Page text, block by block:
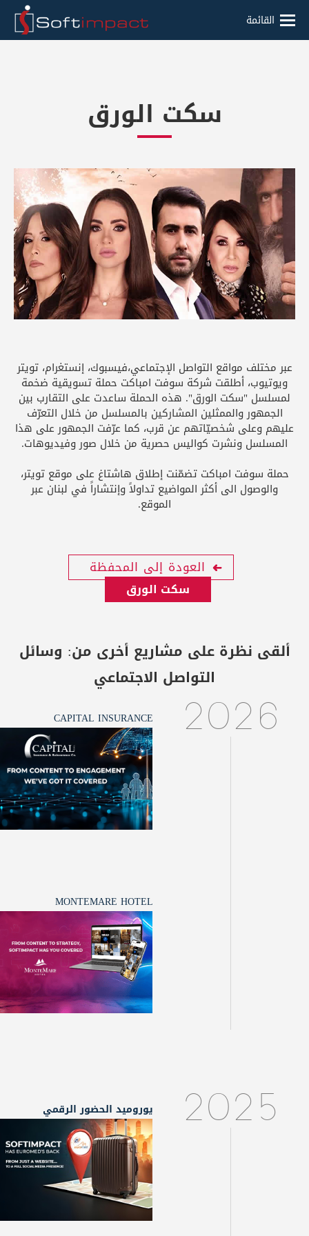
القائمة
سكت الورق
عبر مختلف مواقع التواصل الإجتماعي،فيسبوك، إنستغرام، تويتر
ويوتيوب، أطلقت شركة سوفت امباكت حملة تسويقية ضخمة
لمسلسل "سكت الورق". هذه الحملة ساعدت على التقارب بين
الجمهور والممثلين المشاركين بالمسلسل من خلال التعرّف
عليهم وعلى شخصيّاتهم عن قرب، كما عرّفت الجمهور على هذا
المسلسل ونشرت كواليس حصرية من خلال صور وفيديوهات.
حملة سوفت امباكت تضمّنت إطلاق هاشتاغ على موقع تويتر،
والوصول الى أكثر المواضيع تداولاً وإنتشاراً في لبنان عبر
الموقع.
العودة إلى المحفظة
سكت الورق
ألقى نظرة على مشاريع أخرى من: وسائل
التواصل الاجتماعي
2026
CAPITAL INSURANCE
MONTEMARE HOTEL
2025 يوروميد الحضور الرقمي